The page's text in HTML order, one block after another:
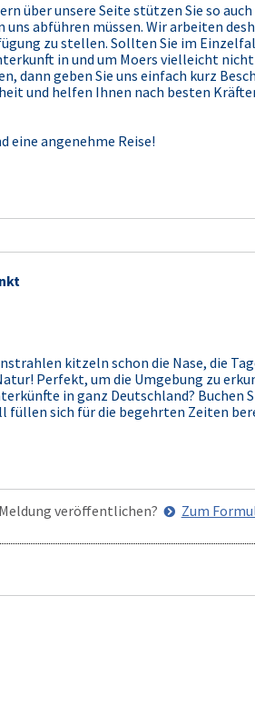
über unsere Seite stützen Sie so
abführen müssen. Wir arbeiten
zu stellen. Sollten Sie im
in und um Moers vielleicht
dann geben Sie uns einfach kurz
und helfen Ihnen nach besten
eine angenehme Reise!
kitzeln schon die Nase, die
Perfekt, um die Umgebung zu
in ganz Deutschland? Buchen
sich für die begehrten Zeiten
veröffentlichen? Zum